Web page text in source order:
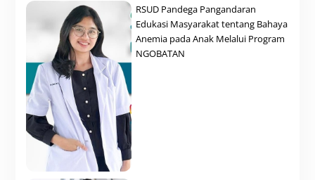
RSUD Pandega Pangandaran
Edukasi Masyarakat tentang Bahaya
Anemia pada Anak Melalui Program
NGOBATAN